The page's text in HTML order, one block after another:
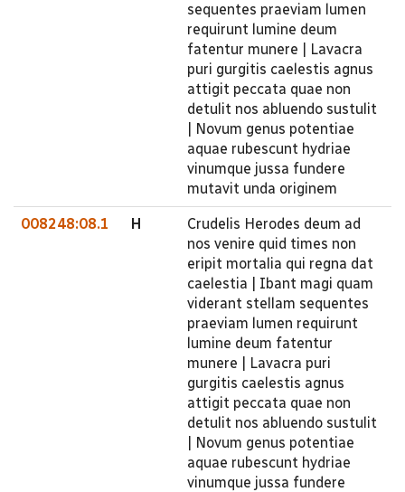
sequentes praeviam lumen
requirunt lumine deum
fatentur munere | Lavacra
puri gurgitis caelestis agnus
attigit peccata quae non
detulit nos abluendo sustulit
| Novum genus potentiae
aquae rubescunt hydriae
vinumque jussa fundere
mutavit unda originem
008248:08.1 H
Crudelis Herodes deum ad
nos venire quid times non
eripit mortalia qui regna dat
caelestia | Ibant magi quam
viderant stellam sequentes
praeviam lumen requirunt
lumine deum fatentur
munere | Lavacra puri
gurgitis caelestis agnus
attigit peccata quae non
detulit nos abluendo sustulit
| Novum genus potentiae
aquae rubescunt hydriae
vinumque jussa fundere